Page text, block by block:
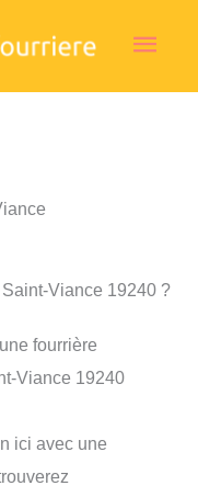
Viance 19240 ?
fourrière
Viance 19240
ici avec une